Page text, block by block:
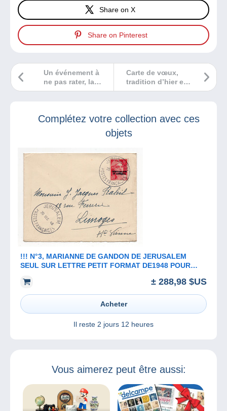
Share on X
Share on Pinterest
Carte de vœux,
tradition d’hier et
d’aujourd’hui !
Un événement à
ne pas rater, la
Bourse Multi-
Complétez votre collection avec ces
objets
!!! N°3, MARIANNE DE GANDON DE JERUSALEM
SEUL SUR LETTRE PETIT FORMAT DE1948 POUR
± 288,98 $US
Acheter
Il reste 2 jours 12 heures
Vous aimerez peut être aussi: